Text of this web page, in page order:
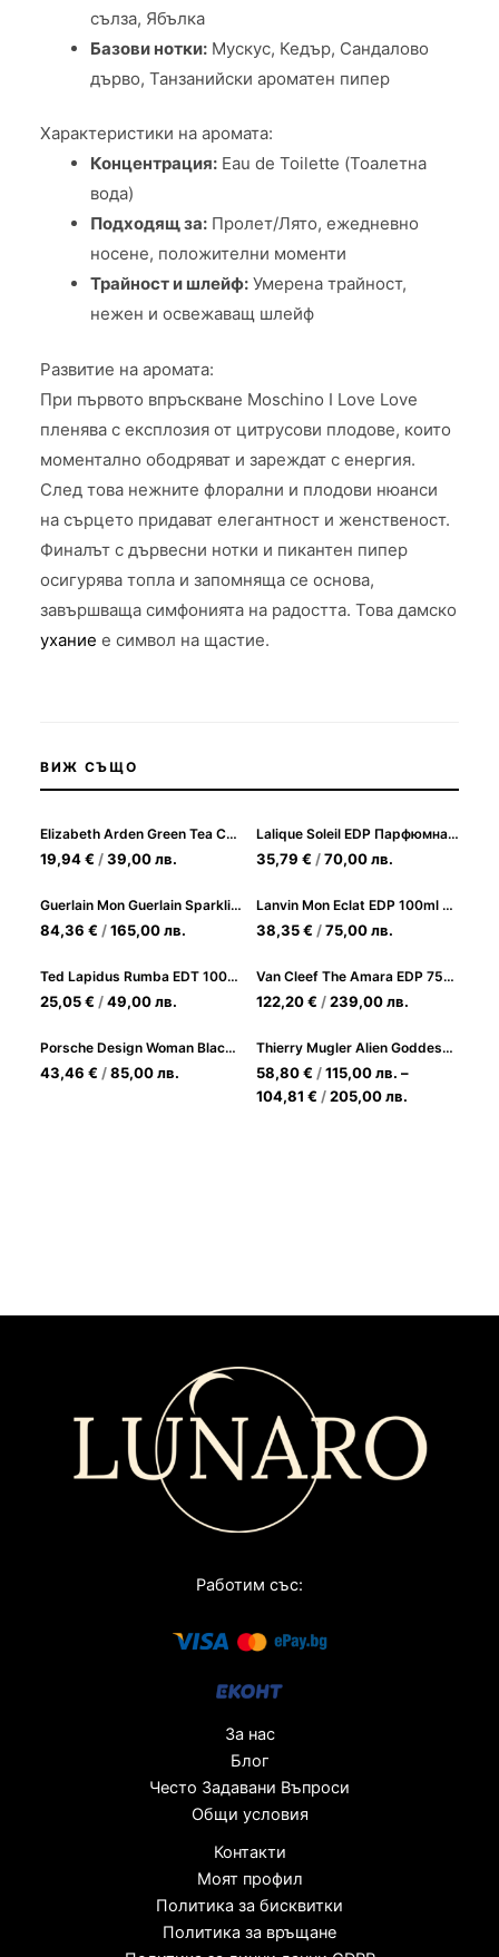
сълза, Ябълка
Базови нотки: Мускус, Кедър, Сандалово
дърво, Танзанийски ароматен пипер
Характеристики на аромата:
Концентрация: Eau de Toilette (Тоалетна
вода)
Подходящ за: Пролет/Лято, ежедневно
носене, положителни моменти
Трайност и шлейф: Умерена трайност,
нежен и освежаващ шлейф
Развитие на аромата:
При първото впръскване Moschino I Love Love
пленява с експлозия от цитрусови плодове, които
моментално ободряват и зареждат с енергия.
След това нежните флорални и плодови нюанси
на сърцето придават елегантност и женственост.
Финалът с дървесни нотки и пикантен пипер
осигурява топла и запомняща се основа,
завършваща симфонията на радостта. Това дамско
ухание е символ на щастие.
ВИЖ СЪЩО
Elizabeth Arden Green Tea Coconut Breeze EDT 100 ml Тоалетна вода за Жени
19,94€ /39,00лв.
Lalique Soleil EDP Парфюмна вода за Жени
35,79 € /70,00лв.
Guerlain Mon Guerlain Sparkling Bouquet EDP 50ml за Жени
84,36 € /165,00лв.
Lanvin Mon Eclat EDP 100ml за Жени
38,35€ /75,00лв.
Ted Lapidus Rumba EDT 100ml за Жени
25,05€ /49,00лв.
Van Cleef The Amara EDP 75ml за жени
122,20€ /239,00лв.
Porsche Design Woman Black EDP Парфюмна вода за Жени
43,46 € /85,00лв.
Thierry Mugler Alien Goddess Intense EDP - интензивен дамски парфюм с ванилия и жасмин
58,80€ /115,00лв. –
104,81 € /205,00лв.
Работим със:
За нас
Блог
Често Задавани Въпроси
Общи условия
Контакти
Моят профил
Политика за бисквитки
Политика за връщане